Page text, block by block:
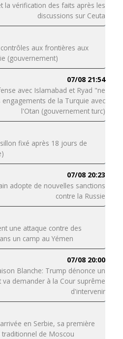
la vérification des faits après les
discussions sur Ceuta
aux frontières aux
(gouvernement)
07/08 21:54
avec Islamabad et Ryad "ne
de la Turquie avec
l'Otan (gouvernement turc)
fixé après 18 jours de
07/08 20:23
adopte de nouvelles sanctions
contre la Russie
une attaque contre des
un camp au Yémen
07/08 20:00
Blanche: Trump dénonce un
demander à la Cour suprême
d'intervenir
en Serbie, sa première
de Moscou